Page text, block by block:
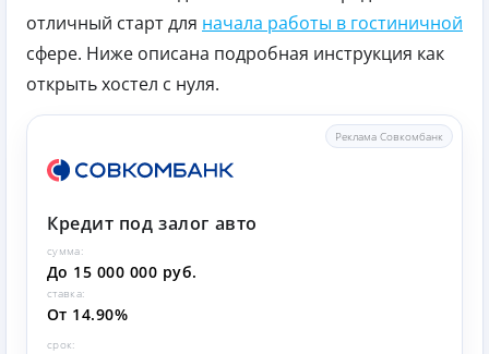
отличный старт для начала работы в гостиничной
сфере. Ниже описана подробная инструкция как
открыть хостел с нуля.
Реклама Совкомбанк
Кредит под залог авто
сумма:
До 15 000 000 руб.
ставка:
От 14.90%
срок: